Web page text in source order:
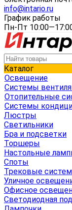
info@intario.ru
График работы
Пн-Пт
Каталог
Освещение
Системы
Отопительные
Системы
Люстры
Светильники
Бра и подсветки
Торшеры
Настольные
Споты
Трековые
Уличное
Офисное
Светодиодная